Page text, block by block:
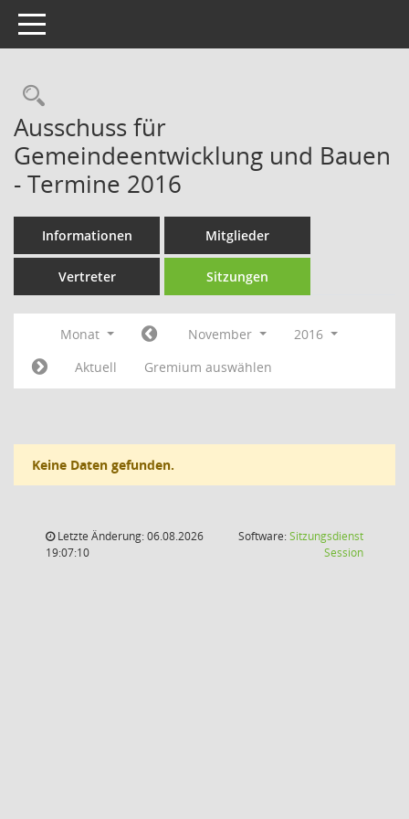
Toggle navigation
Rechercheauswahl
Ausschuss für
Gemeindeentwicklung und Bauen
- Termine 2016
Informationen Mitglieder
Vertreter Sitzungen
Monat November
2016
Aktuell
Gremium auswählen
Keine Daten gefunden.
Letzte Änderung: 06.08.2026
19:07:10
Software:Sitzungsdienst
Session(Wird in